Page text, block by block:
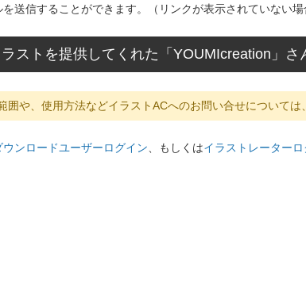
送信することができます。（リンクが表示されていない
ストを提供してくれた「YOUMIcreation」さ
囲や、使用方法などイラストACへのお問い合せについては
ウンロードユーザーログイン 、もしくはイラストレーターロ